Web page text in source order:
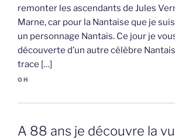
remonter les ascendants de Jules
Marne, car pour la Nantaise que je
un personnage Nantais. Ce jour je
découverte d’un autre célèbre
trace […]
OH
A 88 ans je découvre la